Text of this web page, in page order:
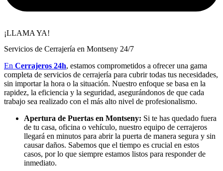
¡LLAMA YA!
Servicios de Cerrajería en Montseny 24/7
En Cerrajeros 24h, estamos comprometidos a ofrecer una gama
completa de servicios de cerrajería para cubrir todas tus necesidades,
sin importar la hora o la situación. Nuestro enfoque se basa en la
rapidez, la eficiencia y la seguridad, asegurándonos de que cada
trabajo sea realizado con el más alto nivel de profesionalismo.
Apertura de Puertas en Montseny: Si te has quedado fuera
de tu casa, oficina o vehículo, nuestro equipo de cerrajeros
llegará en minutos para abrir la puerta de manera segura y sin
causar daños. Sabemos que el tiempo es crucial en estos
casos, por lo que siempre estamos listos para responder de
inmediato.